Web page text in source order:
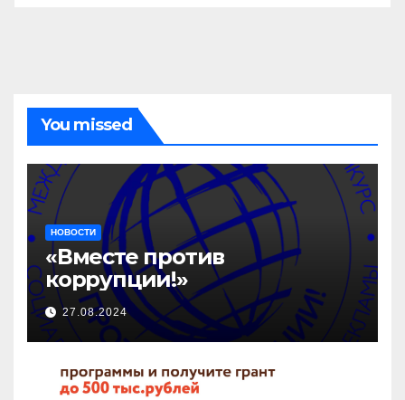
You missed
НОВОСТИ
«Вместе против
коррупции!»
27.08.2024